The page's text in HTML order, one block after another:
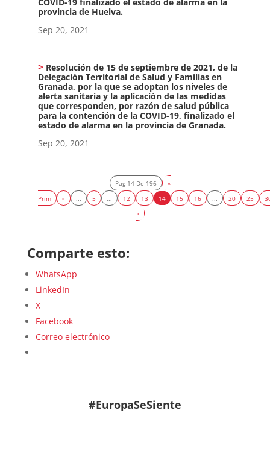
provincia de Huelva.
Sep 20, 2021
Resolución de 15 de septiembre de 2021, de la
Delegación Territorial de Salud y Familias en
Granada, por la que se adoptan los niveles de
alerta sanitaria y la aplicación de las medidas
que corresponden, por razón de salud pública
para la contención de la COVID-19, finalizado el
estado de alarma en la provincia de Granada.
Sep 20, 2021
Pag 14 De 196
«
Prim
« ... 5 ... 12 13 14 15 16 ... 20 25
»
Comparte esto:
WhatsApp
LinkedIn
X
Facebook
Correo electrónico
#EuropaSeSiente